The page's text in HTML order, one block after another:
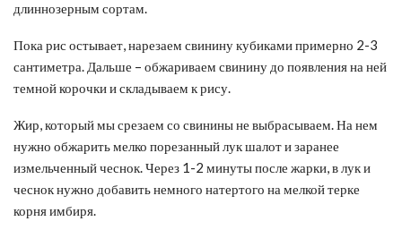
длиннозерным сортам.
Пока рис остывает, нарезаем свинину кубиками примерно 2-3
сантиметра. Дальше – обжариваем свинину до появления на ней
темной корочки и складываем к рису.
Жир, который мы срезаем со свинины не выбрасываем. На нем
нужно обжарить мелко порезанный лук шалот и заранее
измельченный чеснок. Через 1-2 минуты после жарки, в лук и
чеснок нужно добавить немного натертого на мелкой терке
корня имбиря.